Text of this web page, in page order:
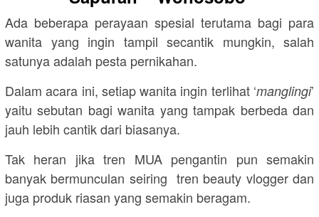
Ada beberapa perayaan spesial terutama bagi para
wanita yang ingin tampil secantik mungkin, salah
satunya adalah pesta pernikahan.
Dalam acara ini, setiap wanita ingin terlihat ‘manglingi’
yaitu sebutan bagi wanita yang tampak berbeda dan
jauh lebih cantik dari biasanya.
Tak heran jika tren MUA pengantin pun semakin
banyak bermunculan seiring tren beauty vlogger dan
juga produk riasan yang semakin beragam.